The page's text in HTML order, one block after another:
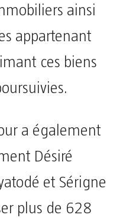
ainsi
appartenant
ces biens
a également
Désiré
et Sérigne
plus de 628